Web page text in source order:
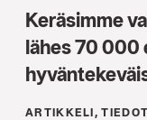
Keräsimme
lähes 70 000
ARTIKKELI,